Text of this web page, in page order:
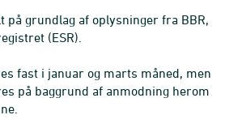
på grundlag af oplysninger fra BBR,
(ESR).
fast i januar og marts måned, men
på baggrund af anmodning herom